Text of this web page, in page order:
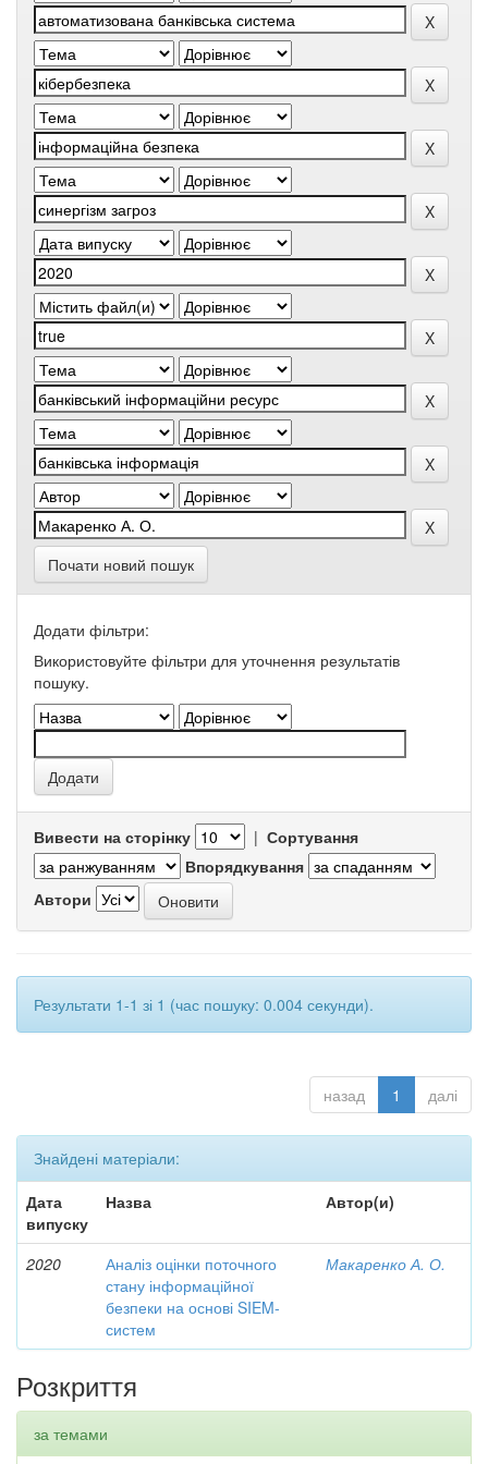
Почати новий пошук
Додати фільтри:
Використовуйте фільтри для уточнення результатів
пошуку.
Вивести на сторінку | Сортування
Впорядкування
Автори
Результати 1-1 зі 1 (час пошуку: 0.004 секунди).
назад 1 далі
Знайдені матеріали:
Дата
випуску
Назва Автор(и)
2020
Аналіз оцінки поточного
стану інформаційної
безпеки на основі SIEM-
систем
Макаренко А. О.
Розкриття
за темами